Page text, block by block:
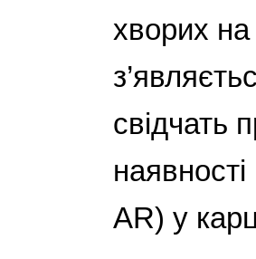
хворих
свідчать
АR) у